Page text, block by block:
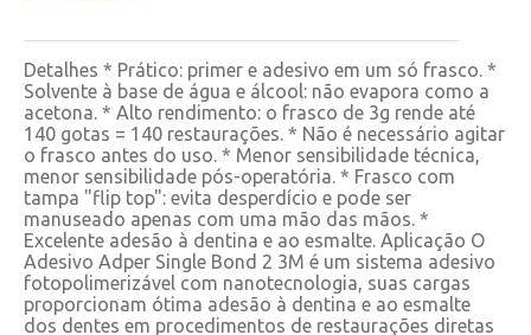
Detalhes * Prático: primer e adesivo em um só frasco. *
Solvente à base de água e álcool: não evapora como a
acetona. * Alto rendimento: o frasco de 3g rende até
140 gotas = 140 restaurações. * Não é necessário agitar
o frasco antes do uso. * Menor sensibilidade técnica,
menor sensibilidade pós-operatória. * Frasco com
tampa "flip top": evita desperdício e pode ser
manuseado apenas com uma mão das mãos. *
Excelente adesão à dentina e ao esmalte. Aplicação O
Adesivo Adper Single Bond 2 3M é um sistema adesivo
fotopolimerizável com nanotecnologia, suas cargas
proporcionam ótima adesão à dentina e ao esmalte
dos dentes em procedimentos de restaurações diretas